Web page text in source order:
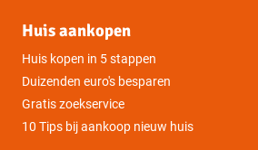
Huis aankopen
Huis kopen in 5 stappen
Duizenden euro's besparen
Gratis zoekservice
10 Tips bij aankoop nieuw huis